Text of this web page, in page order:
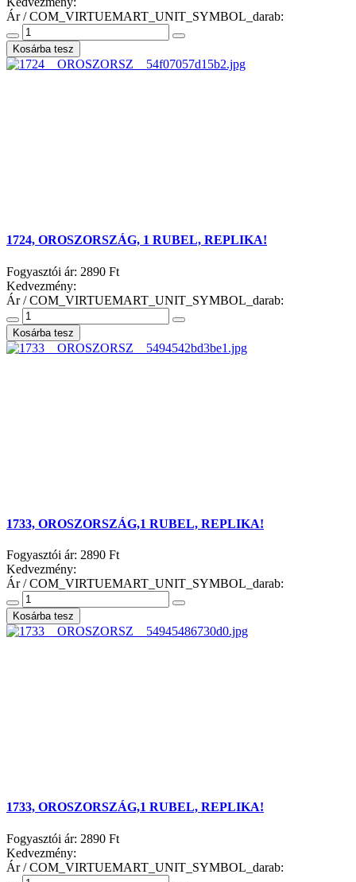
Ár / COM_VIRTUEMART_UNIT_SYMBOL_darab:
1724, OROSZORSZÁG, 1 RUBEL, REPLIKA!
Fogyasztói ár: 2890 Ft
Kedvezmény:
Ár / COM_VIRTUEMART_UNIT_SYMBOL_darab:
1733, OROSZORSZÁG,1 RUBEL, REPLIKA!
Fogyasztói ár: 2890 Ft
Kedvezmény:
Ár / COM_VIRTUEMART_UNIT_SYMBOL_darab:
1733, OROSZORSZÁG,1 RUBEL, REPLIKA!
Fogyasztói ár: 2890 Ft
Kedvezmény:
Ár / COM_VIRTUEMART_UNIT_SYMBOL_darab: